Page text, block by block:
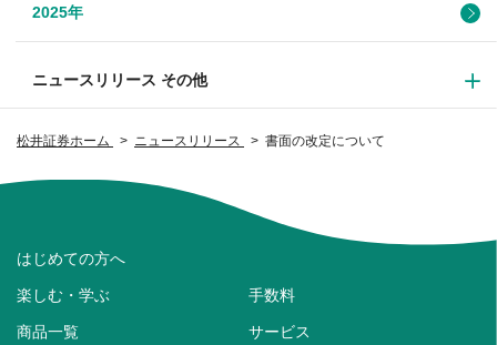
松井証券ホーム ニュースリリース 書面の改定について
2025年
ニュースリリース その他
はじめての方へ
楽しむ・学ぶ 手数料
商品一覧 サービス